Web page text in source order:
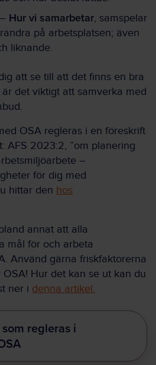
Hur vi samarbetar, samspelar
på arbets­platsen; även
liknande.
att se till att det finns en bra
det viktigt att samverka med
OSA regleras i en föreskrift
AFS 2023:2, ”om planering
–
för dig med
hittar den hos
annat att alla
mål för och arbeta
Använd gärna friskfaktorerna
Hur det kan se ut kan du
ner i denna artikel.
regleras i